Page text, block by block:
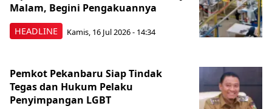
HEADLINE
Malam, Begini Pengakuannya
Kamis, 16 Jul 2026 - 14:34
Pemkot Pekanbaru Siap Tindak
Tegas dan Hukum Pelaku
Penyimpangan LGBT